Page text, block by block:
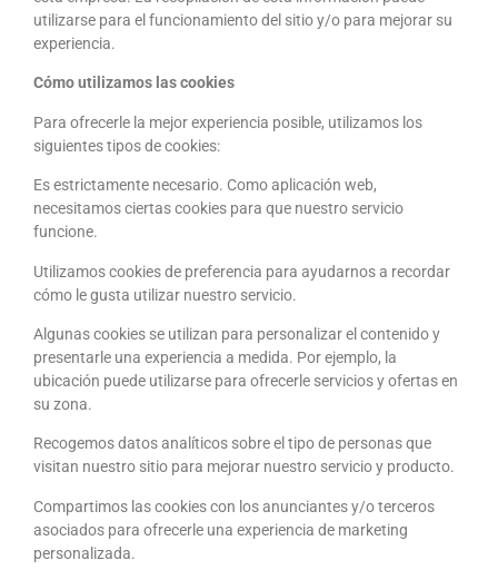
utilizarse para el funcionamiento del sitio y/o para mejorar su
experiencia.
Cómo utilizamos las cookies
Para ofrecerle la mejor experiencia posible, utilizamos los
siguientes tipos de cookies:
Es estrictamente necesario. Como aplicación web,
necesitamos ciertas cookies para que nuestro servicio
funcione.
Utilizamos cookies de preferencia para ayudarnos a recordar
cómo le gusta utilizar nuestro servicio.
Algunas cookies se utilizan para personalizar el contenido y
presentarle una experiencia a medida. Por ejemplo, la
ubicación puede utilizarse para ofrecerle servicios y ofertas en
su zona.
Recogemos datos analíticos sobre el tipo de personas que
visitan nuestro sitio para mejorar nuestro servicio y producto.
Compartimos las cookies con los anunciantes y/o terceros
asociados para ofrecerle una experiencia de marketing
personalizada.